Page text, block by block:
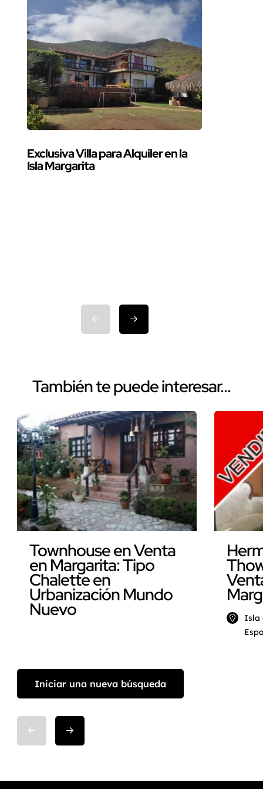
Exclusiva Villa para Alquiler en la
Isla Margarita
También te puede interesar...
Townhouse en Venta
en Margarita: Tipo
Chalette en
Urbanización Mundo
Nuevo
Isla
Iniciar una nueva búsqueda